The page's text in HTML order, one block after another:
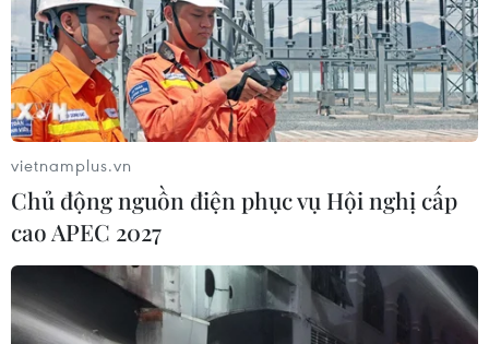
vietnamplus.vn
Chủ động nguồn điện phục vụ Hội nghị cấp
cao APEC 2027